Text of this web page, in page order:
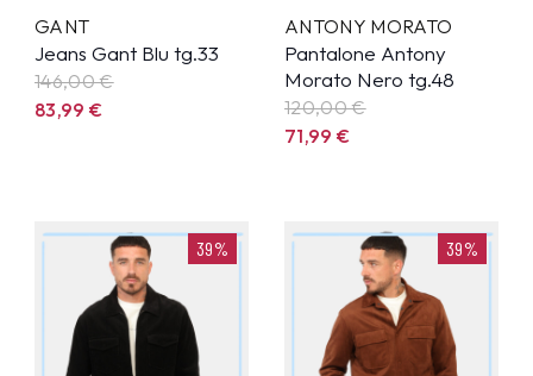
GANT
Jeans Gant Blu tg.33
146,00 €
83,99€
ANTONY MORATO
Pantalone Antony
Morato Nero tg.48
120,00 €
71,99€
39% 39%